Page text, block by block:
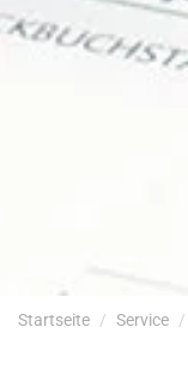
Startseite Service